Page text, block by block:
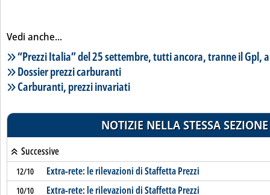
Vedi anche...
Lista notizie correlate
“Prezzi Italia” del 25 settembre, tutti ancora, tranne il Gpl,
Dossier prezzi carburanti
Carburanti, prezzi invariati
NOTIZIE NELLA STESSA SEZIONE
Successive
12/10 Extra-rete: le rilevazioni di Staffetta Prezzi
10/10 Extra-rete: le rilevazioni di Staffetta Prezzi